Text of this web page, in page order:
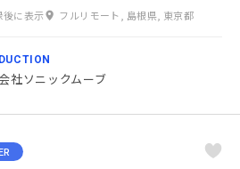
後に表示 フルリモート, 島根県, 東京都
社ソニックムーブ